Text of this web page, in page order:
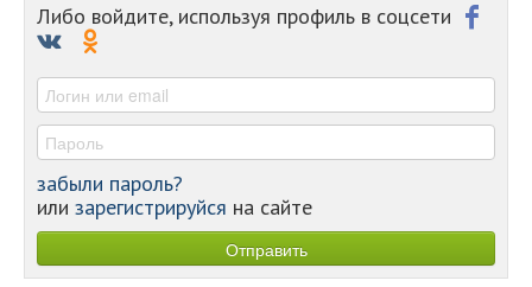
-
Либо войдите, используя профиль в соцсети
забыли пароль?
или зарегистрируйся на сайте